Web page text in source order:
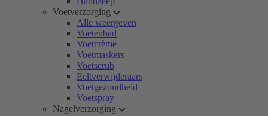
Voetverzorging
Alle weergeven
Voetenbad
Voetcrème
Voetmaskers
Voetscrub
Eeltverwijderaars
Voetgezondheid
Voetspray
Nagelverzorging